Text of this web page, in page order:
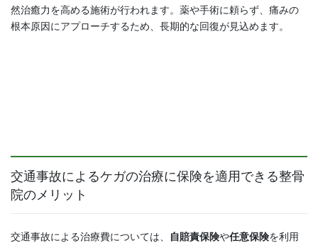
然治癒力を高める施術が行われます。薬や手術に頼らず、痛みの
根本原因にアプローチするため、長期的な回復が見込めます。
交通事故によるケガの治療に保険を適用できる整骨
院のメリット
交通事故による治療費については、 自賠責保険や任意保険を利用